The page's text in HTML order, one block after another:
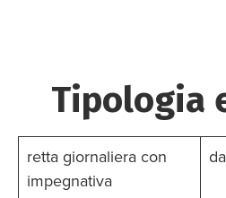
Tipologia
retta giornaliera con
impegnativa